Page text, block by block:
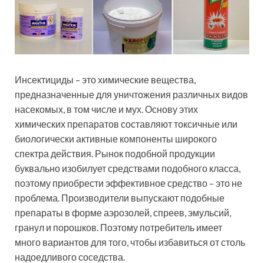
Инсектициды – это химические вещества,
предназначенные для уничтожения различных видов
насекомых, в том числе и мух. Основу этих
химических препаратов составляют токсичные или
биологически активные компоненты широкого
спектра действия. Рынок подобной продукции
буквально изобилует средствами подобного класса,
поэтому приобрести эффективное средство – это не
проблема. Производители выпускают подобные
препараты в форме аэрозолей, спреев, эмульсий,
гранул и порошков. Поэтому потребитель имеет
много вариантов для того, чтобы избавиться от столь
надоедливого соседства.